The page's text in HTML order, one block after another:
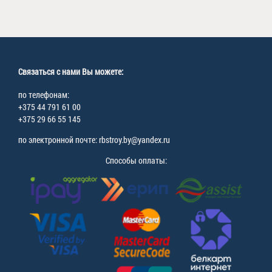
Связаться с нами Вы можете:
по телефонам:
+375 44 791 61 00
+375 29 66 55 145
по электронной почте: rbstroy.by@yandex.ru
Способы оплаты: